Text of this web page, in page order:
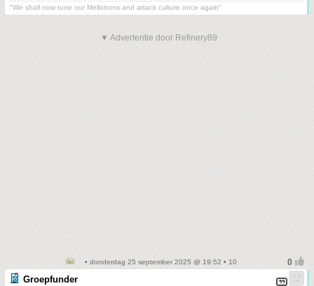
"We shall now tune our Mellotrons and attack culture once again"
▼ Advertentie door Refinery89
• donderdag 25 september 2025 @ 19:52 • 10
Groepfunder